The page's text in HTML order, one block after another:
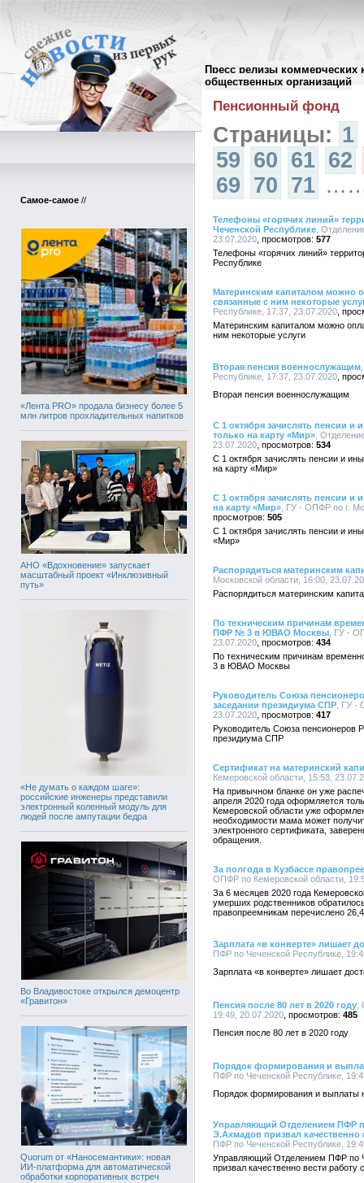
Пресс релизы коммерческих
общественных организаций
Самое-самое //
«Лента PRO» продала бизнесу более 5
млн литров прохладительных напитков
АНО «Вдохновение» запускает
масштабный проект «Инклюзивный
путь»
«Не думать о каждом шаге»:
российские инженеры представили
электронный коленный модуль для
людей после ампутации бедра
Во Владивостоке открылся демоцентр
«Гравитон»
Quorum от «Наносемантики»: новая
ИИ-платформа для автоматической
обработки корпоративных встреч
Архив пресс-релизов//
Пенсионный фонд
Страницы: 1
59 60 61 62
69 70 71
Телефоны «горячих линий»
Чеченской Республике ,
23.07.2020
577
Телефоны «горячих линий»
Республике
Материнским капиталом можно
связанные с ним некоторые
Республике, 17:37, 23.07.2020
Материнским капиталом можно
ним некоторые услуги
Вторая пенсия военнослужащим
Республике, 17:37, 23.07.2020
Вторая пенсия военнослужащим
С 1 октября зачислять пенсии
только на карту «Мир» ,
23.07.2020
534
С 1 октября зачислять пенсии и
на карту «Мир»
С 1 октября зачислять пенсии
на карту «Мир» , ГУ - ОПФР по г.
505
С 1 октября зачислять пенсии и
«Мир»
Распорядиться материнским
Московской области, 16:00,
Распорядиться материнским
По техническим причинам
ПФР № 3 в ЮВАО Москвы , ГУ -
23.07.2020
434
По техническим причинам
3 в ЮВАО Москвы
Руководитель Союза
заседании президиума СПР , ГУ -
23.07.2020
417
Руководитель Союза пенсионеров
президиума СПР
Сертификат на материнский
Кемеровской области, 15:53,
На привычном бланке он уже
апреля 2020 года оформляется
Кемеровской области уже
необходимости мама может
электронного сертификата,
обращения.
За полгода в Кузбассе
ОПФР по Кемеровской области,
За 6 месяцев 2020 года
умерших родственников
правопреемникам перечислено
Зарплата «в конверте» лишает
ПФР по Чеченской Республике,
Зарплата «в конверте» лишает
Пенсия после 80 лет в 2020 году
19:49, 20.07.2020
485
Пенсия после 80 лет в 2020 году
Порядок формирования и
ПФР по Чеченской Республике,
Порядок формирования и выплаты
Управляющий Отделением ПФР
Э.Ахмадов призвал качественно
ПФР по Чеченской Республике,
Управляющий Отделением ПФР по
призвал качественно вести работу